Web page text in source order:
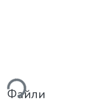
Файли